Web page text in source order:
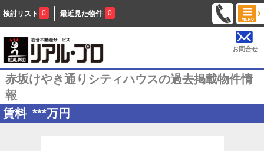
検討リスト 0 最近見た物件 0
お問合せ
赤坂けやき通りシティハウスの過去掲載物件情
報
賃料 ***万円